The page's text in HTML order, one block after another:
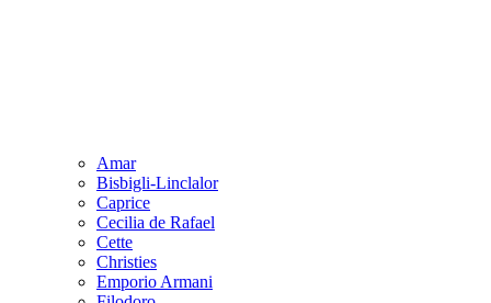
Amar
Bisbigli-Linclalor
Caprice
Cecilia de Rafael
Cette
Christies
Emporio Armani